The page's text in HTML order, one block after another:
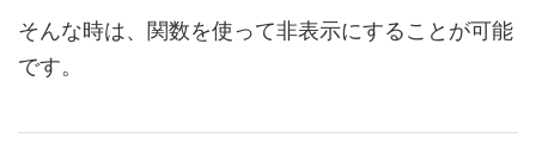
そんな時は、関数を使って非表示にすることが可能
です。